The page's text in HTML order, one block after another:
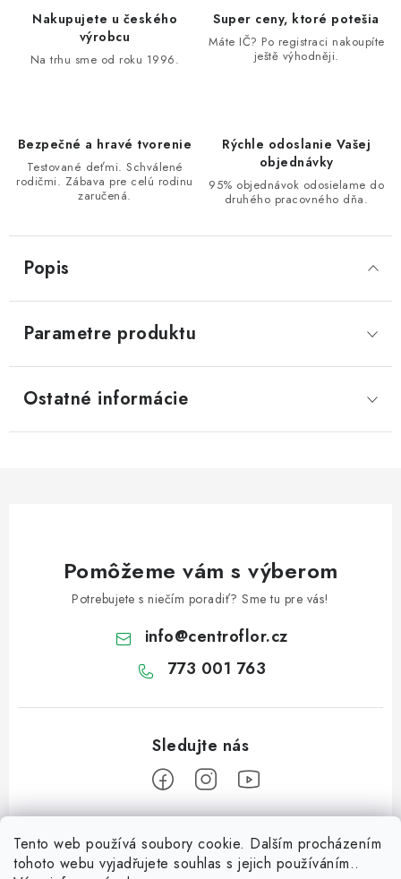
Tento web používá soubory cookie. Dalším procházením
tohoto webu vyjadřujete souhlas s jejich používáním..
Nakupujete u českého
výrobcu
Na trhu sme od roku 1996.
Super ceny, ktoré potešia
Máte IČ? Po registraci nakoupíte
ještě výhodněji.
Bezpečné a hravé tvorenie
Testované deťmi. Schválené
rodičmi. Zábava pre celú rodinu
zaručená.
Rýchle odoslanie Vašej
objednávky
95% objednávok odosielame do
druhého pracovného dňa.
Popis
Parametre produktu
Ostatné informácie
Pomôžeme vám s výberom
Potrebujete s niečím poradiť? Sme tu pre vás!
info@centroflor.cz
773 001 763
Z
Informace pro vás